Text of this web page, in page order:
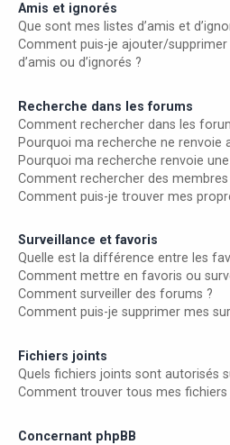
Amis et ignorés
Que sont mes listes d’amis et
Comment puis-je ajouter/
d’amis ou d’ignorés ?
Recherche dans les forums
Comment rechercher dans les
Pourquoi ma recherche ne renvoie
Pourquoi ma recherche renvoie
Comment rechercher des membres
Comment puis-je trouver mes
Surveillance et favoris
Quelle est la différence entre les
Comment mettre en favoris ou
Comment surveiller des forums ?
Comment puis-je supprimer mes
Fichiers joints
Quels fichiers joints sont autorisés
Comment trouver tous mes fichiers
Concernant phpBB